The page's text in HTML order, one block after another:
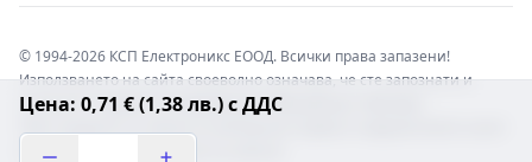
Цена: 0,71 € (1,38 лв.) с ДДС
© 1994-2026 КСП Електроникс ЕООД. Всички права запазени!
Използването на сайта своеволно означава, че сте запознати и
съгласни с правната информация обвързваща софтуера.
отговорност с цялата сила на закона!